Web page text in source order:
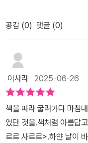
얀 풍선에다양한 컬러를
이에 그림을 그리다가종이
재미있어 해요'엄마 동그
알이 알록달록 예뻐지고
그리다가파란 튤립도 그
그려주더라고요처음에 '
빛 예쁜 색만 사용해 그리
로도 무늬를 그려주더라
표현해 보는 활동이아이
하는 거 같아요우리 아이
야기를 통해 주변의 사물
삶 속의 색을 다시 바라보
네 인생을 작은 그림책 세
계에 감동합니다.​내 안의
들어 갑니다.우리 안에 살
안에 있는 색을 찾고삶의
다.​#그림책소개_릴레이 #
비룡소
험도, 배움도… 사르르 스
날에도아이 마음속에는
가 스스로를 다독이며 다
라 감정이 자라고감정을
은 무슨 색일까요?@출판
다.
공감 (0) 댓글 (0)
이사라 2025-06-26
색을 따라 굴러가다 마침
었단 것을.색처럼 아름답
르르 사르르>.하얀 날이